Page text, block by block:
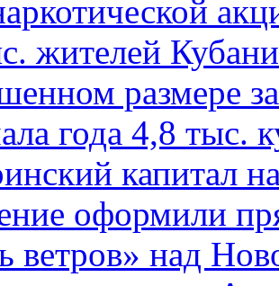
жителей
размере
года 4,8 тыс.
капитал
оформили
ветров» над